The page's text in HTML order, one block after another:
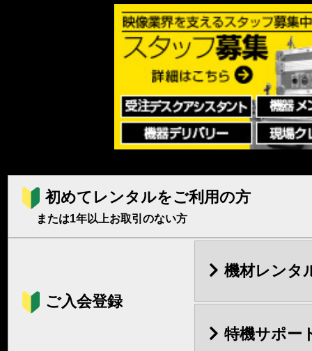
初めてレンタルをご利用の方
または1年以上お取引のない方
ご入会登録
機材レンタ
特機サポー